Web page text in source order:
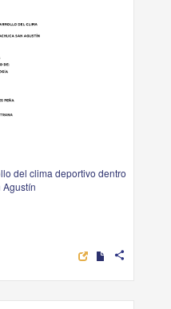
del clima deportivo dentro
Agustín
share